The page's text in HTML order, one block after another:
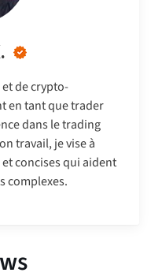
de crypto-
en tant que trader
dans le trading
travail, je vise à
concises qui aident
complexes.